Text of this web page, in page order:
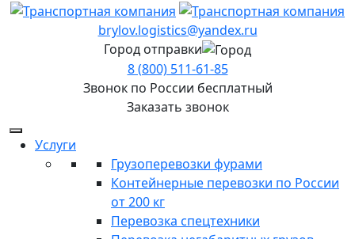
brylov.logistics@yandex.ru
Город отправки
8 (800) 511-61-85
Звонок по России бесплатный
Заказать звонок
Услуги
Грузоперевозки фурами
Контейнерные перевозки по России
от 200 кг
Перевозка спецтехники